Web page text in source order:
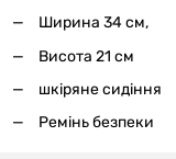
Ширина 34 см,
Висота 21 см
шкіряне сидіння
Ремінь безпеки